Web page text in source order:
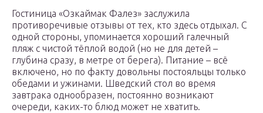
Гостиница «Озкаймак Фалез» заслужила
противоречивые отзывы от тех, кто здесь отдыхал. С
одной стороны, упоминается хороший галечный
пляж с чистой тёплой водой (но не для детей –
глубина сразу, в метре от берега). Питание – всё
включено, но по факту довольны постояльцы только
обедами и ужинами. Шведский стол во время
завтрака однообразен, постоянно возникают
очереди, каких-то блюд может не хватить.